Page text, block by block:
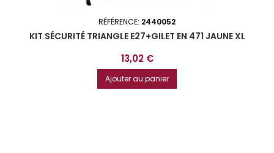
RÉFÉRENCE: 2440052
KIT SÉCURITÉ TRIANGLE E27+GILET EN 471 JAUNE XL
Prix
13,02 €
Ajouter au panier